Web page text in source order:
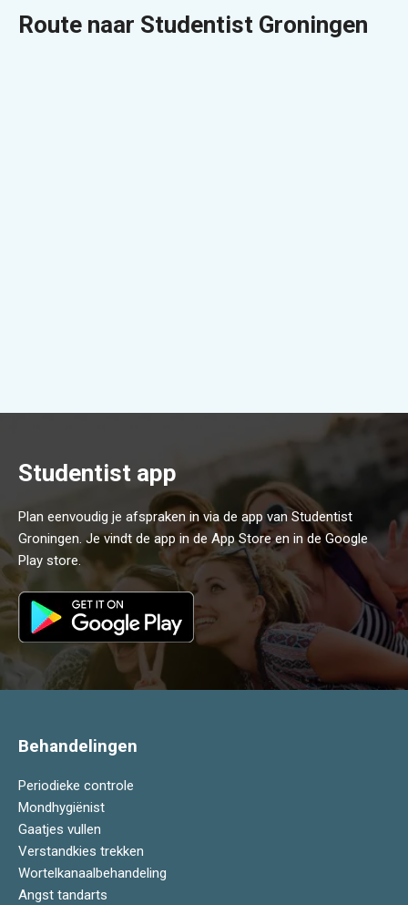
Route naar Studentist Groningen
Studentist app
Plan eenvoudig je afspraken in via de app van Studentist
Groningen. Je vindt de app in de App Store en in de Google
Play store.
Behandelingen
Periodieke controle
Mondhygiënist
Gaatjes vullen
Verstandkies trekken
Wortelkanaalbehandeling
Angst tandarts